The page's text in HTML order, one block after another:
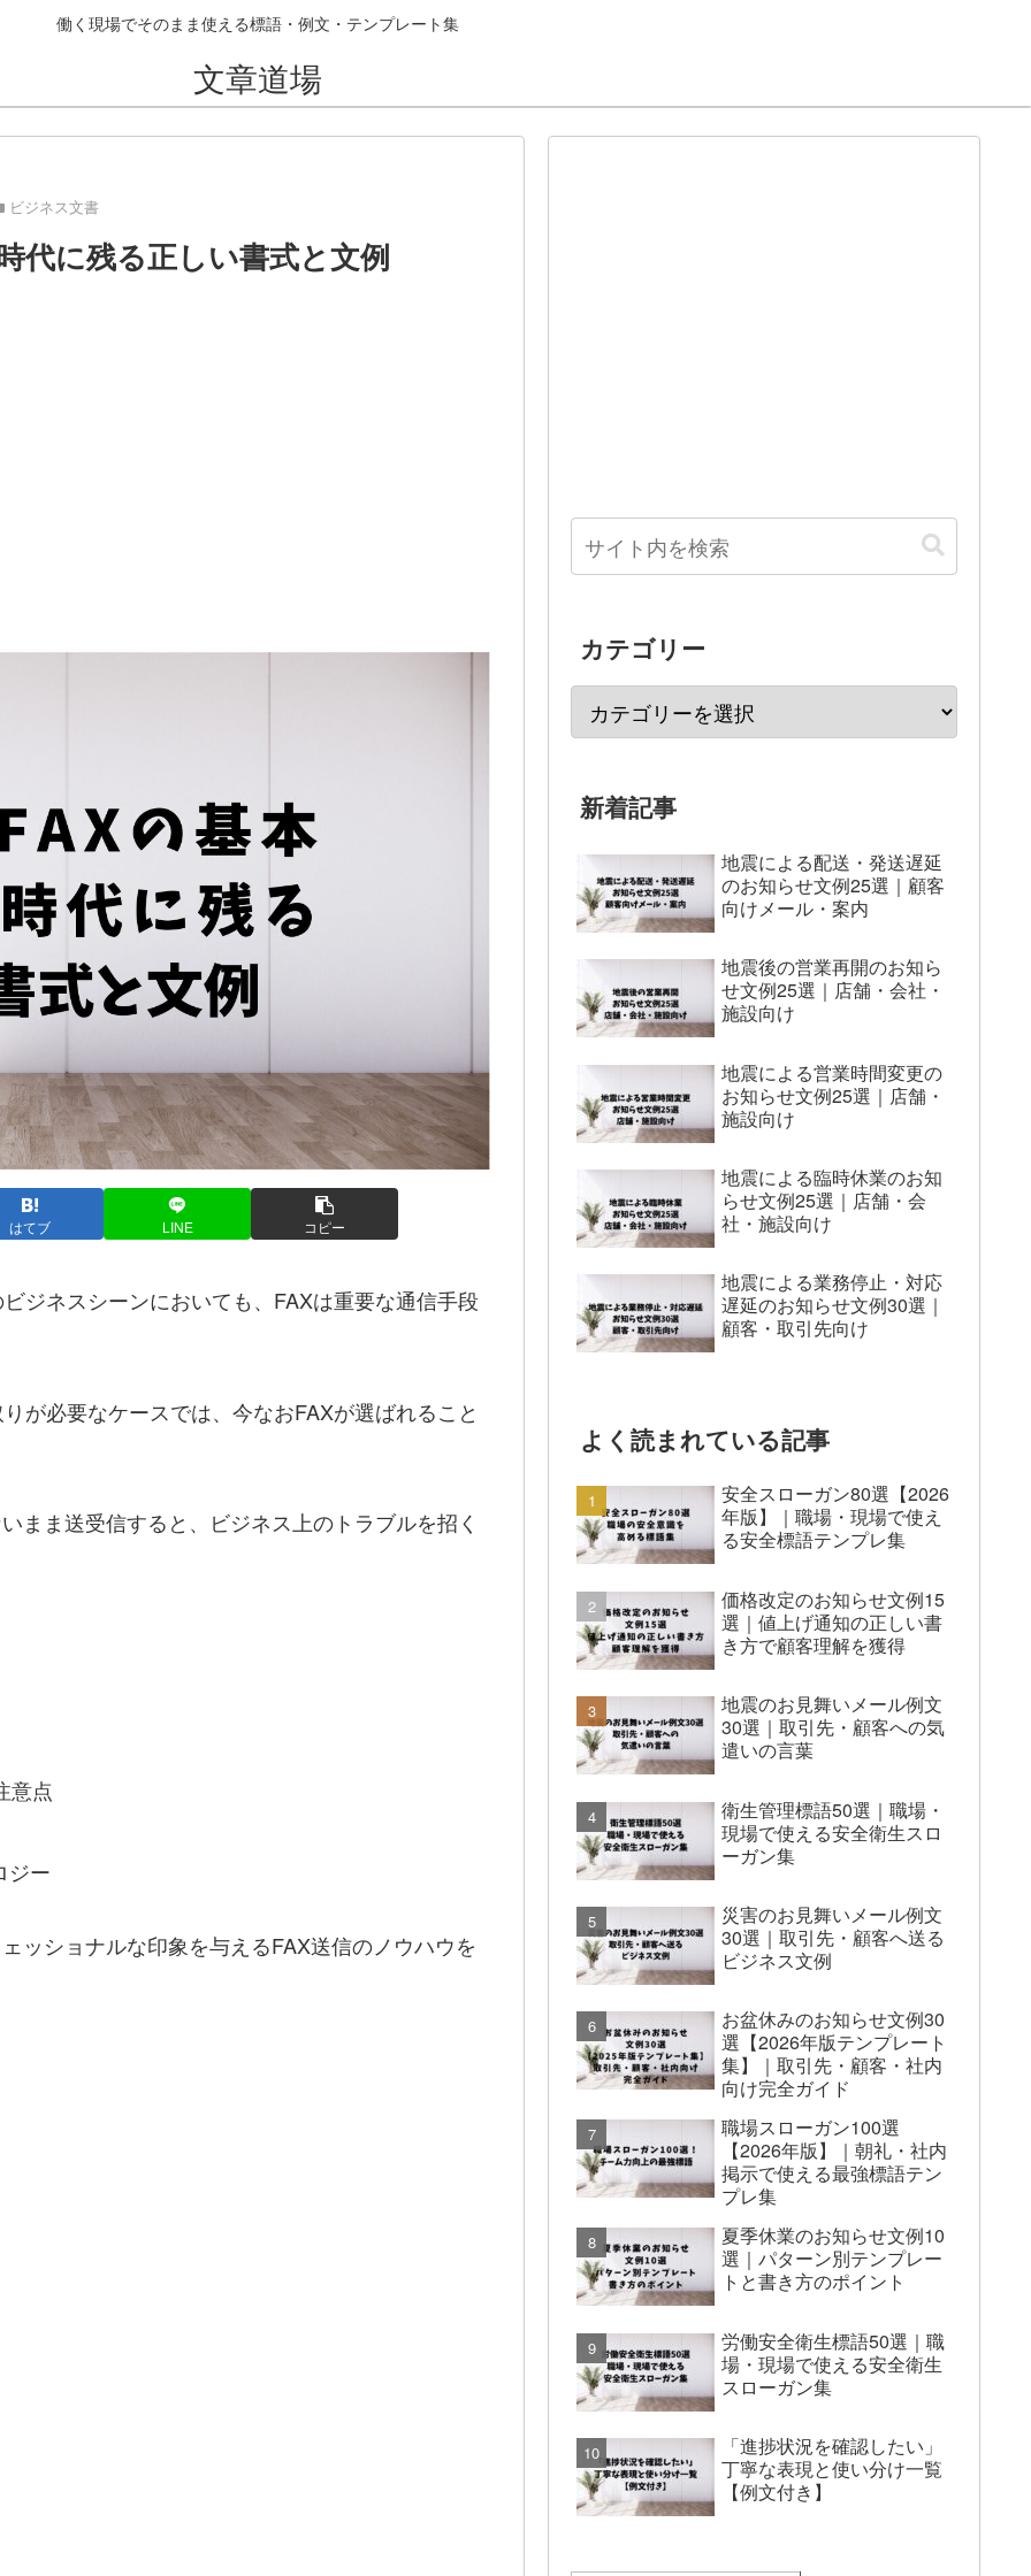
働く現場でそのまま使える標語・例文・テンプレート集
文章道場
ビジネス文書
代に残る正しい書式と文例
はてブ LINE コピー
ジネスシーンにおいても、FAXは重要な通信手段
が必要なケースでは、今なおFAXが選ばれること
まま送受信すると、ビジネス上のトラブルを招く
意点
ジー
ッショナルな印象を与えるFAX送信のノウハウを
カテゴリー
新着記事
地震による配送・発送遅延
のお知らせ文例25選｜顧客
向けメール・案内
地震後の営業再開のお知ら
せ文例25選｜店舗・会社・
施設向け
地震による営業時間変更の
お知らせ文例25選｜店舗・
施設向け
地震による臨時休業のお知
らせ文例25選｜店舗・会
社・施設向け
地震による業務停止・対応
遅延のお知らせ文例30選｜
顧客・取引先向け
よく読まれている記事
安全スローガン80選【2026
年版】｜職場・現場で使え
る安全標語テンプレ集
価格改定のお知らせ文例15
選｜値上げ通知の正しい書
き方で顧客理解を獲得
地震のお見舞いメール例文
30選｜取引先・顧客への気
遣いの言葉
衛生管理標語50選｜職場・
現場で使える安全衛生スロ
ーガン集
災害のお見舞いメール例文
30選｜取引先・顧客へ送る
ビジネス文例
お盆休みのお知らせ文例30
選【2026年版テンプレート
集】｜取引先・顧客・社内
向け完全ガイド
職場スローガン100選
【2026年版】｜朝礼・社内
掲示で使える最強標語テン
プレ集
夏季休業のお知らせ文例10
選｜パターン別テンプレー
トと書き方のポイント
労働安全衛生標語50選｜職
場・現場で使える安全衛生
スローガン集
「進捗状況を確認したい」
丁寧な表現と使い分け一覧
【例文付き】